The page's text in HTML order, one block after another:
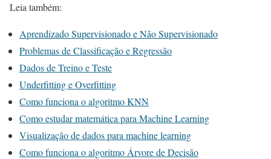
Leia também:
Aprendizado Supervisionado e Não Supervisionado
Problemas de Classificação e Regressão
Dados de Treino e Teste
Underfitting e Overfitting
Como funciona o algoritmo KNN
Como estudar matemática para Machine Learning
Visualização de dados para machine learning
Como funciona o algoritmo Árvore de Decisão